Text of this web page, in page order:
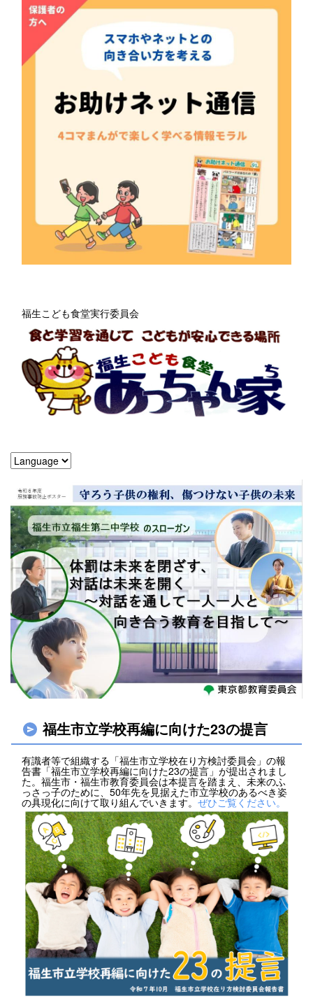
福生こども食堂実行委員会
福生市立学校再編に向けた23の提言
有識者等で組織する「福生市立学校在り方検討委員会」の報
告書「福生市立学校再編に向けた23の提言」が提出されまし
た。福生市・福生市教育委員会は本提言を踏まえ、未来のふ
っさっ子のために、50年先を見据えた市立学校のあるべき姿
の具現化に向けて取り組んでいきます。 ぜひご覧ください。